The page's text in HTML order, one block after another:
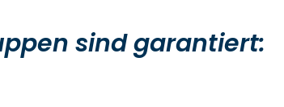
sind garantiert: